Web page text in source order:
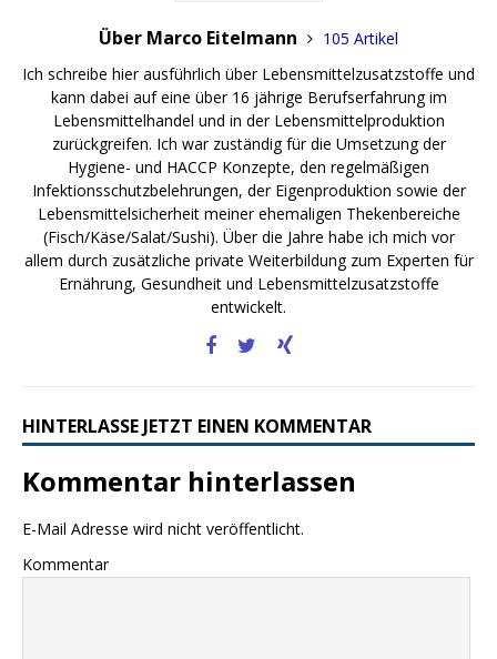
Über Marco Eitelmann
105 Artikel
Ich schreibe hier ausführlich über Lebensmittelzusatzstoffe und
kann dabei auf eine über 16 jährige Berufserfahrung im
Lebensmittelhandel und in der Lebensmittelproduktion
zurückgreifen. Ich war zuständig für die Umsetzung der
Hygiene- und HACCP Konzepte, den regelmäßigen
Infektionsschutzbelehrungen, der Eigenproduktion sowie der
Lebensmittelsicherheit meiner ehemaligen Thekenbereiche
(Fisch/Käse/Salat/Sushi). Über die Jahre habe ich mich vor
allem durch zusätzliche private Weiterbildung zum Experten für
Ernährung, Gesundheit und Lebensmittelzusatzstoffe
entwickelt.
HINTERLASSE JETZT EINEN KOMMENTAR
Kommentar hinterlassen
E-Mail Adresse wird nicht veröffentlicht.
Kommentar